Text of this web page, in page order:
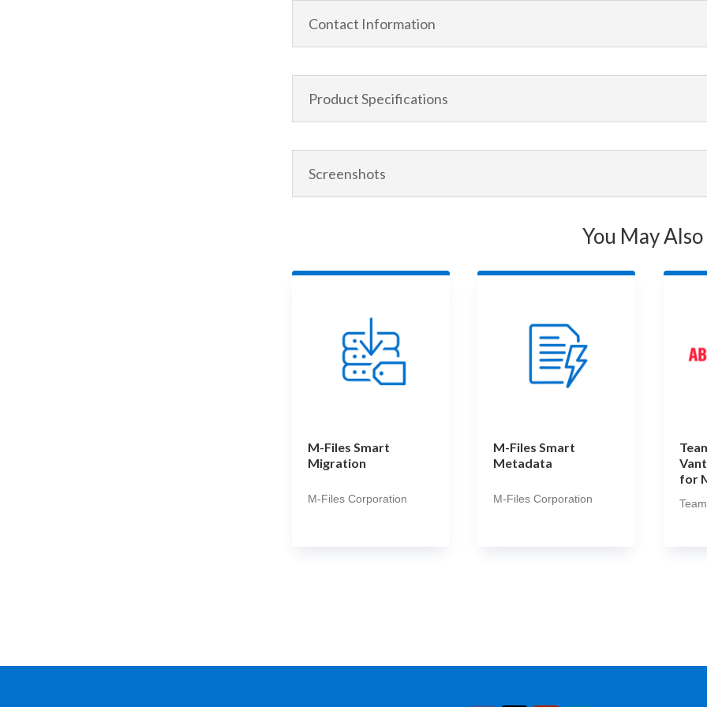
Contact Information
Product Specifications
Screenshots
You May
M-Files Smart
Migration
M-Files Corporation
M-Files Smart
Metadata
M-Files Corporation
for